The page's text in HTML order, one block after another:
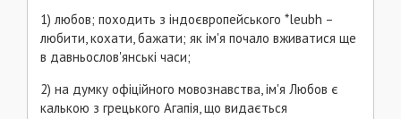
1) любов; походить з індоєвропейського *leubh –
любити, кохати, бажати; як ім'я почало вживатися ще
в давньослов'янські часи;
2) на думку офіційного мовознавства, ім'я Любов є
калькою з грецького Агапія, що видається